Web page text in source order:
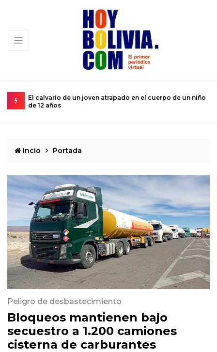
niño
Miopía estatal condena al turismo nacional a una
subsistencia de rebalse
Incio Portada
Peligro de desbastecimiento
Bloqueos mantienen bajo
secuestro a 1.200 camiones
cisterna de carburantes